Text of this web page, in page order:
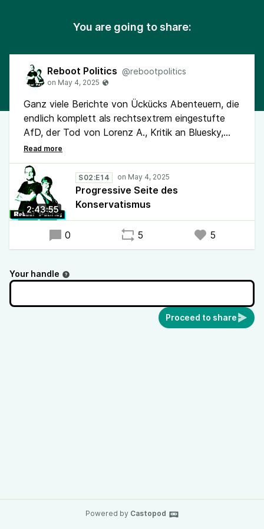
You are going to share:
Reboot Politics @rebootpolitics
Ganz viele Berichte von Ückücks Abenteuern, die
endlich komplett als rechtsextrem eingestufte
AfD, der Tod von Lorenz A., Kritik an Bluesky,
Discord, Ebay und YouTube, das Kabinett des
Grauens und viele Themen mehr gibt es in der
neuen Folge Reboot Politics.
Kleiner Hinweis: In der nächsten Folge wollen wir
eure Themen besprechen. Schickt uns gern eure
aufgearbeiteten Themen als Audio an
2:43:55
S02:E14
Progressive Seite des
Konservatismus
0 5 5
Your handle
Proceed to share
Powered by Castopod